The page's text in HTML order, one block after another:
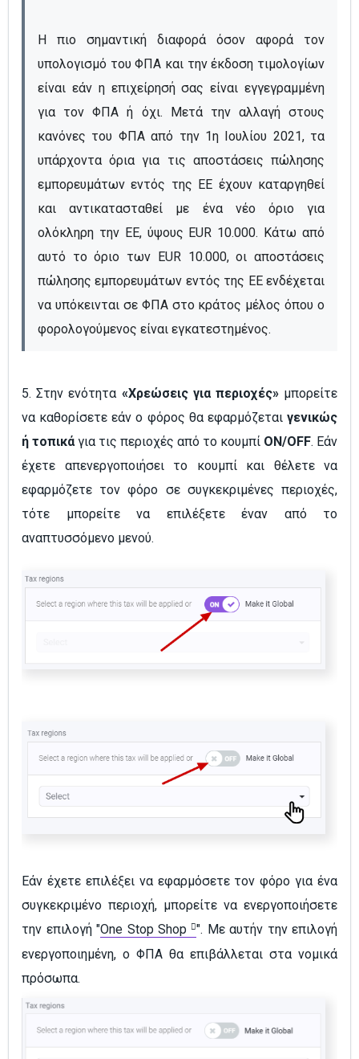
Η πιο σημαντική διαφορά όσον αφορά τον
υπολογισμό του ΦΠΑ και την έκδοση τιμολογίων
είναι εάν η επιχείρησή σας είναι εγγεγραμμένη
για τον ΦΠΑ ή όχι. Μετά την αλλαγή στους
κανόνες του ΦΠΑ από την 1η Ιουλίου 2021, τα
υπάρχοντα όρια για τις αποστάσεις πώλησης
εμπορευμάτων εντός της ΕΕ έχουν καταργηθεί
και αντικατασταθεί με ένα νέο όριο για
ολόκληρη την ΕΕ, ύψους EUR 10.000. Κάτω από
αυτό το όριο των EUR 10.000, οι αποστάσεις
πώλησης εμπορευμάτων εντός της ΕΕ ενδέχεται
να υπόκεινται σε ΦΠΑ στο κράτος μέλος όπου ο
φορολογούμενος είναι εγκατεστημένος.
5. Στην ενότητα «Χρεώσεις για περιοχές»μπορείτε
να καθορίσετε εάν ο φόρος θα εφαρμόζεται γενικώς
ή τοπικά για τις περιοχές από το κουμπί ON/OFF. Εάν
έχετε απενεργοποιήσει το κουμπί και θέλετε να
εφαρμόζετε τον φόρο σε συγκεκριμένες περιοχές,
τότε μπορείτε να επιλέξετε έναν από το
αναπτυσσόμενο μενού.
Εάν έχετε επιλέξει να εφαρμόσετε τον φόρο για ένα
συγκεκριμένο περιοχή, μπορείτε να ενεργοποιήσετε
την επιλογή "One Stop Shop
". Με αυτήν την επιλογή
ενεργοποιημένη, ο ΦΠΑ θα επιβάλλεται στα νομικά
πρόσωπα.